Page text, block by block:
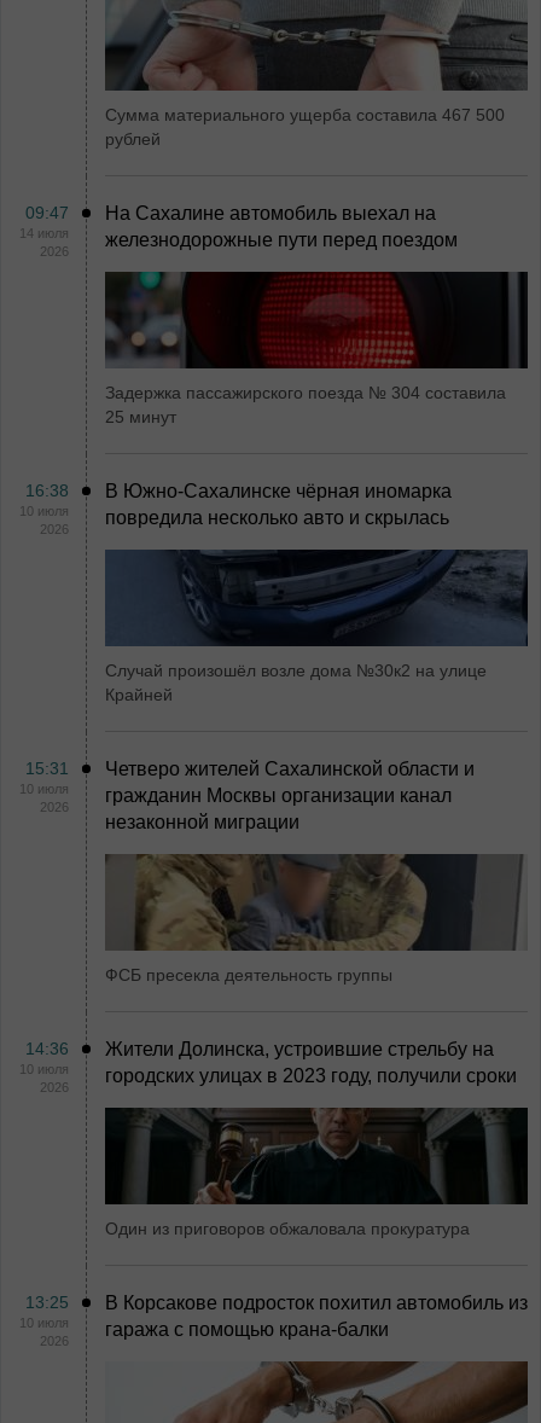
Сумма материального ущерба составила 467 500
рублей
09:47
14 июля
2026
На Сахалине автомобиль выехал на
железнодорожные пути перед поездом
Задержка пассажирского поезда № 304 составила
25 минут
16:38
10 июля
2026
В Южно-Сахалинске чёрная иномарка
повредила несколько авто и скрылась
Случай произошёл возле дома №30к2 на улице
Крайней
15:31
10 июля
2026
Четверо жителей Сахалинской области и
гражданин Москвы организации канал
незаконной миграции
ФСБ пресекла деятельность группы
14:36
10 июля
2026
Жители Долинска, устроившие стрельбу на
городских улицах в 2023 году, получили сроки
Один из приговоров обжаловала прокуратура
13:25
10 июля
2026
В Корсакове подросток похитил автомобиль из
гаража с помощью крана-балки